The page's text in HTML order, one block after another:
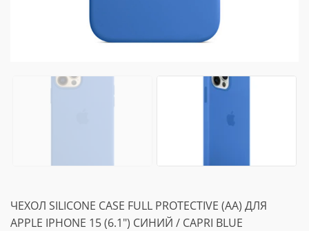
ЧЕХОЛ SILICONE CASE FULL PROTECTIVE (AA) ДЛЯ
APPLE IPHONE 15 (6.1") СИНИЙ / CAPRI BLUE